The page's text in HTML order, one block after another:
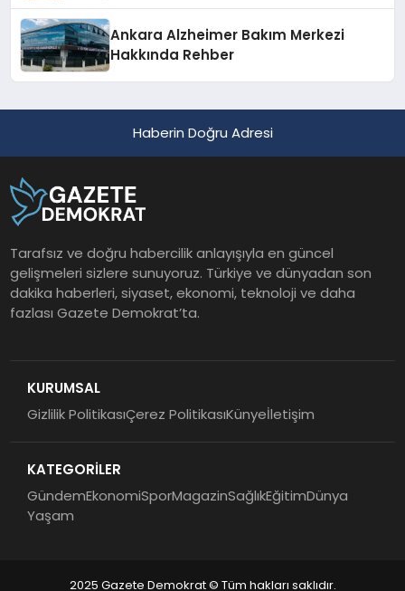
Ankara Alzheimer Bakım Merkezi
Hakkında Rehber
Haberin Doğru Adresi
Tarafsız ve doğru habercilik anlayışıyla en güncel
gelişmeleri sizlere sunuyoruz. Türkiye ve dünyadan son
dakika haberleri, siyaset, ekonomi, teknoloji ve daha
fazlası Gazete Demokrat’ta.
KURUMSAL
Gizlilik PolitikasıÇerez PolitikasıKünyeİletişim
KATEGORİLER
GündemEkonomiSporMagazinSağlıkEğitimDünya
Yaşam
2025 Gazete Demokrat © Tüm hakları saklıdır.